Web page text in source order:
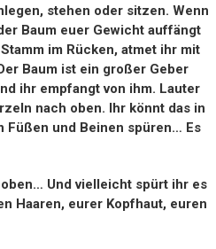
stehen oder sitzen. Wenn
Baum euer Gewicht auffängt
im Rücken, atmet ihr mit
Baum ist ein großer Geber
ihr empfangt von ihm. Lauter
nach oben. Ihr könnt das in
Füßen und Beinen spüren… Es
Und vielleicht spürt ihr es
Haaren, eurer Kopfhaut, euren